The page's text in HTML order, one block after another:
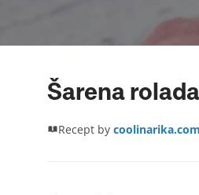
Šarena
Recept by coolinarika.com